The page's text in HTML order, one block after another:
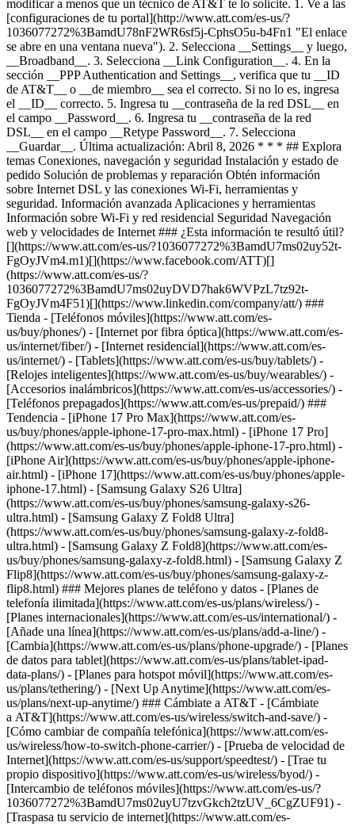
modificar a menos que un técnico de AT&T te lo solicite. 1. Ve a las
[configuraciones de tu portal](http://www.att.com/es-us/?
1036077272%3BamdU78nF2WR6sf5j-CphsO5u-b4Fn1 "El enlace
se abre en una ventana nueva"). 2. Selecciona __Settings__ y luego,
__Broadband__. 3. Selecciona __Link Configuration__. 4. En la
sección __PPP Authentication and Settings__, verifica que tu __ID
de AT&T__ o __de miembro__ sea el correcto. Si no lo es, ingresa
el __ID__ correcto. 5. Ingresa tu __contraseña de la red DSL__ en
el campo __Password__. 6. Ingresa tu __contraseña de la red
DSL__ en el campo __Retype Password__. 7. Selecciona
__Guardar__. Última actualización: Abril 8, 2026 * * * ## Explora
temas Conexiones, navegación y seguridad Instalación y estado de
pedido Solución de problemas y reparación Obtén información
sobre Internet DSL y las conexiones Wi-Fi, herramientas y
seguridad. Información avanzada Aplicaciones y herramientas
Información sobre Wi-Fi y red residencial Seguridad Navegación
web y velocidades de Internet ### ¿Esta información te resultó útil?
[](https://www.att.com/es-us/?1036077272%3BamdU7ms02uy52t-
FgOyJVm4.m1)[](https://www.facebook.com/ATT)[]
(https://www.att.com/es-us/?
1036077272%3BamdU7ms02uyDVD7hak6WVPzL7tz92t-
FgOyJVm4F51)[](https://www.linkedin.com/company/att/) ###
Tienda - [Teléfonos móviles](https://www.att.com/es-
us/buy/phones/) - [Internet por fibra óptica](https://www.att.com/es-
us/internet/fiber/) - [Internet residencial](https://www.att.com/es-
us/internet/) - [Tablets](https://www.att.com/es-us/buy/tablets/) -
[Relojes inteligentes](https://www.att.com/es-us/buy/wearables/) -
[Accesorios inalámbricos](https://www.att.com/es-us/accessories/) -
[Teléfonos prepagados](https://www.att.com/es-us/prepaid/) ###
Tendencia - [iPhone 17 Pro Max](https://www.att.com/es-
us/buy/phones/apple-iphone-17-pro-max.html) - [iPhone 17 Pro]
(https://www.att.com/es-us/buy/phones/apple-iphone-17-pro.html) -
[iPhone Air](https://www.att.com/es-us/buy/phones/apple-iphone-
air.html) - [iPhone 17](https://www.att.com/es-us/buy/phones/apple-
iphone-17.html) - [Samsung Galaxy S26 Ultra]
(https://www.att.com/es-us/buy/phones/samsung-galaxy-s26-
ultra.html) - [Samsung Galaxy Z Fold8 Ultra]
(https://www.att.com/es-us/buy/phones/samsung-galaxy-z-fold8-
ultra.html) - [Samsung Galaxy Z Fold8](https://www.att.com/es-
us/buy/phones/samsung-galaxy-z-fold8.html) - [Samsung Galaxy Z
Flip8](https://www.att.com/es-us/buy/phones/samsung-galaxy-z-
flip8.html) ### Mejores planes de teléfono y datos - [Planes de
telefonía ilimitada](https://www.att.com/es-us/plans/wireless/) -
[Planes internacionales](https://www.att.com/es-us/international/) -
[Añade una línea](https://www.att.com/es-us/plans/add-a-line/) -
[Cambia](https://www.att.com/es-us/plans/phone-upgrade/) - [Planes
de datos para tablet](https://www.att.com/es-us/plans/tablet-ipad-
data-plans/) - [Planes para hotspot móvil](https://www.att.com/es-
us/plans/tethering/) - [Next Up Anytime](https://www.att.com/es-
us/plans/next-up-anytime/) ### Cámbiate a AT&T - [Cámbiate
a AT&T](https://www.att.com/es-us/wireless/switch-and-save/) -
[Cómo cambiar de compañía telefónica](https://www.att.com/es-
us/wireless/how-to-switch-phone-carrier/) - [Prueba de velocidad de
Internet](https://www.att.com/es-us/support/speedtest/) - [Trae tu
propio dispositivo](https://www.att.com/es-us/wireless/byod/) -
[Intercambio de teléfonos móviles](https://www.att.com/es-us/?
1036077272%3BamdU7ms02uyU7tzvGkch2tzUV_6CgZUF91) -
[Traspasa tu servicio de internet](https://www.att.com/es-